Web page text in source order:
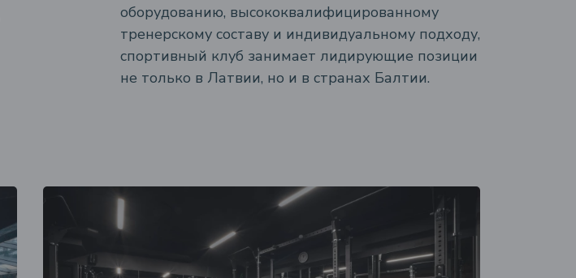
оборудованию, высококвалифицированному
тренерскому составу и индивидуальному подходу,
спортивный клуб занимает лидирующие позиции
не только в Латвии, но и в странах Балтии.